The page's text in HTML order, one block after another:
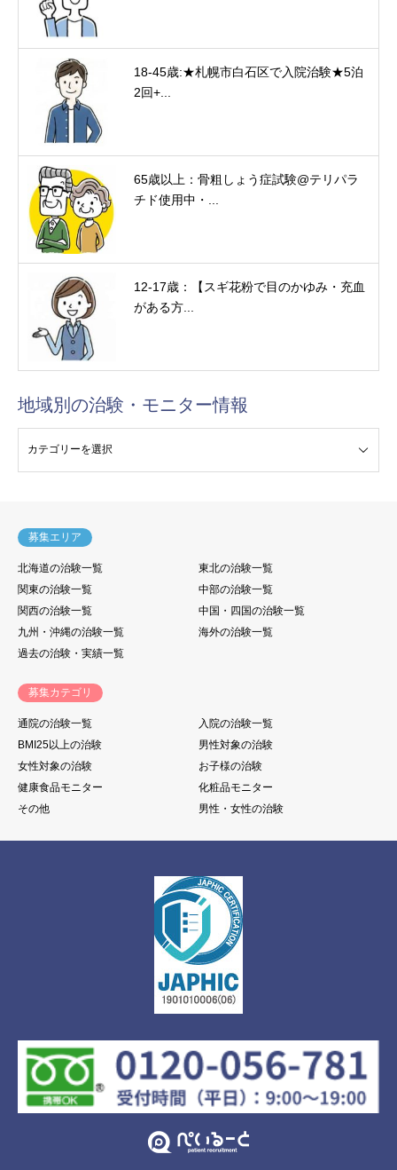
18-45歳:★札幌市白石区で入院治験★5泊
2回+...
65歳以上：骨粗しょう症試験@テリパラ
チド使用中・...
12-17歳：【スギ花粉で目のかゆみ・充血
がある方...
地域別の治験・モニター情報
募集エリア
北海道の治験一覧
東北の治験一覧
関東の治験一覧
中部の治験一覧
関西の治験一覧
中国・四国の治験一覧
九州・沖縄の治験一覧
海外の治験一覧
過去の治験・実績一覧
募集カテゴリ
通院の治験一覧
入院の治験一覧
BMI25以上の治験
男性対象の治験
女性対象の治験
お子様の治験
健康食品モニター
化粧品モニター
その他
男性・女性の治験